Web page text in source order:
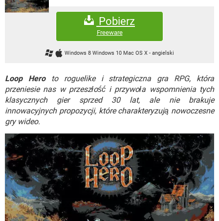
INSTAGRAM
IOS NETFLIX
FACEBOOK
COVID-19
WHATSAPP
NETFLIX
FACEBOOK
ARTYKUŁY
TIKTOK
INSTAGRAM FACEBOOK
WINDOWS 10
Pobierz
Freeware
Windows 8 Windows 10 Mac OS X - angielski
Loop Heroto roguelike i strategiczna gra RPG, która
przeniesie nas w przeszłość i przywoła wspomnienia tych
klasycznych gier sprzed 30 lat, ale nie brakuje
innowacyjnych propozycji, które charakteryzują nowoczesne
gry wideo.